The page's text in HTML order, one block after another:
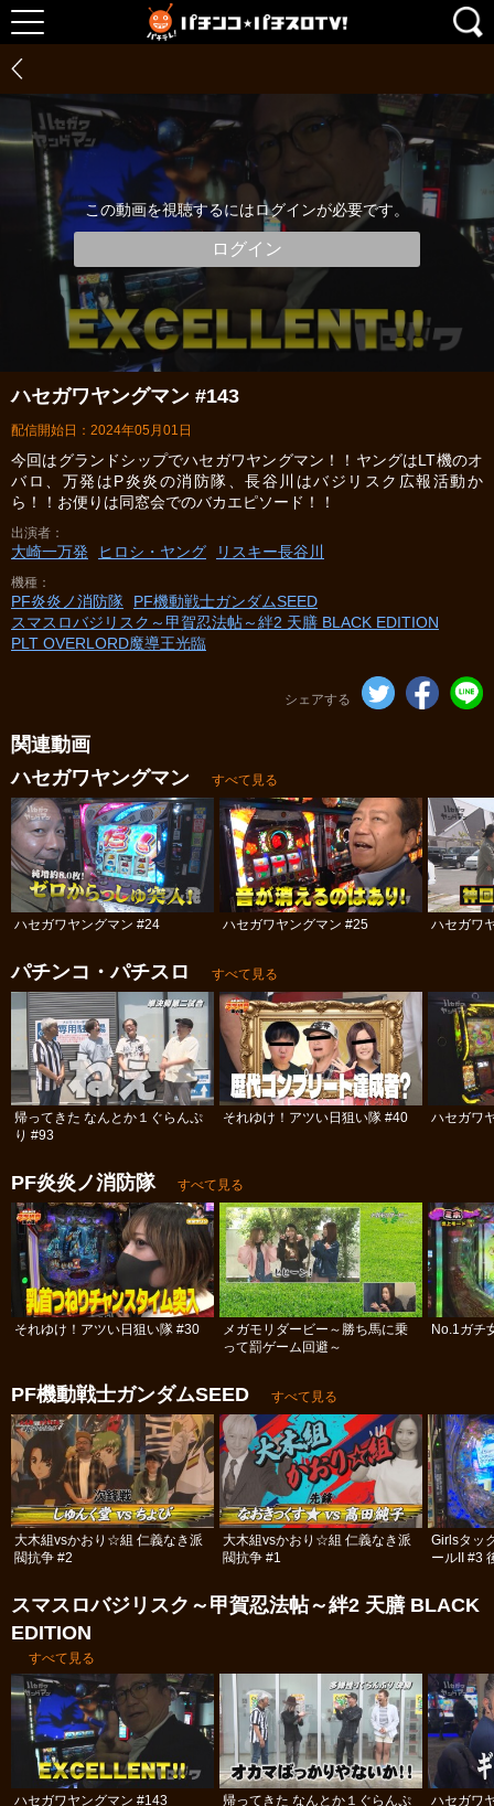
この動画を視聴するにはログインが必要です。
ログイン
ハセガワヤングマン #143
配信開始日：2024年05月01日
今回はグランドシップでハセガワヤングマン！！ヤングはLT機のオ
バロ、万発はP炎炎の消防隊、長谷川はバジリスク広報活動か
ら！！お便りは同窓会でのバカエピソード！！
出演者
大崎一万発 ヒロシ・ヤング リスキー長谷川
機種
PF炎炎ノ消防隊
PF機動戦士ガンダムSEED
スマスロバジリスク～甲賀忍法帖～絆2 天膳 BLACK EDITION
PLT OVERLORD魔導王光臨
シェアする
関連動画
ハセガワヤングマン
すべて見る
ハセガワヤングマン #24 ハセガワヤングマン #25 ハセガワ
パチンコ・パチスロ すべて見る
帰ってきた なんとか１ぐらんぷ
り #93
それゆけ！アツい日狙い隊 #40 ハセガワ
PF炎炎ノ消防隊 すべて見る
それゆけ！アツい日狙い隊 #30
メガモリダービー～勝ち馬に乗
って罰ゲーム回避～
No.1ガチ
PF機動戦士ガンダムSEED すべて見る
大木組vsかおり☆組 仁義なき派
閥抗争 #2
大木組vsかおり☆組 仁義なき派
閥抗争 #1
Girlsタッ
ールII #3
スマスロバジリスク～甲賀忍法帖～絆2 天膳 BLACK
EDITION
すべて見る
ハセガワヤングマン #143
帰ってきた なんとか１ぐらんぷ
ハセガワ